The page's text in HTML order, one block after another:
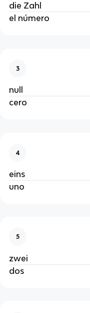
die Zahl
el número
3
null
cero
4
eins
uno
5
zwei
dos